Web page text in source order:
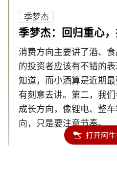
季梦杰
季梦杰：回归重心
消费方向主要讲了酒、
的投资者应该有不错的
知道，而小酒算是近期
有刻意去讲。第二，我
成长方向，像锂电、整
向，只是要注意节奏。